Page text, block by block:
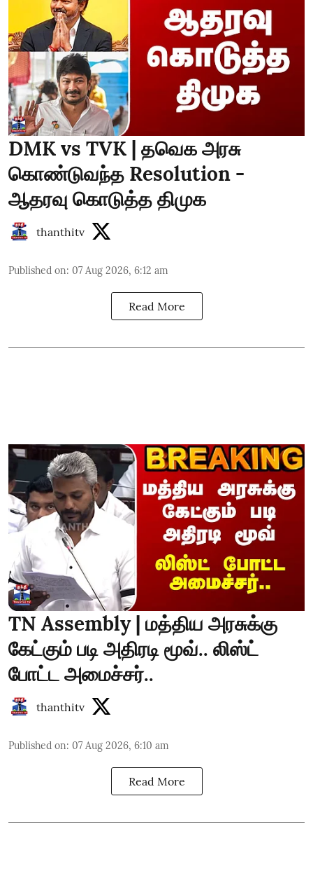
DMK vs TVK | தவெக அரசு
கொண்டுவந்த Resolution -
ஆதரவு கொடுத்த திமுக
thanthitv
Published on: 07 Aug 2026, 6:12 am
Read More
TN Assembly | மத்திய அரசுக்கு
கேட்கும் படி அதிரடி மூவ்.. லிஸ்ட்
போட்ட அமைச்சர்..
thanthitv
Published on: 07 Aug 2026, 6:10 am
Read More